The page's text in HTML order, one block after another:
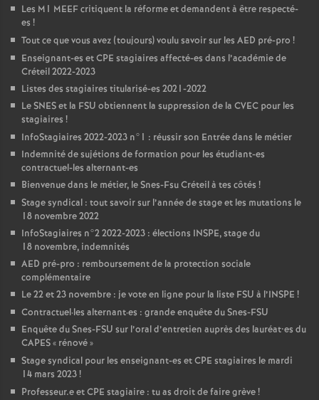
Les M1 MEEFcritiquent la réforme et demandent à être respecté-
es !
Tout ce que vous avez (toujours) voulu savoir sur les AED pré-pro !
Enseignant-es etCPE stagiaires affecté-es dans l’académie de
Créteil 2022-2023
Listes des stagiaires titularisé-es 2021-2022
LeSNESet la FSU obtiennent la suppression de la CVEC pour les
stagiaires !
InfoStagiaires 2022-2023 n°1 : réussir son Entrée dans le métier
Indemnité de sujétions de formation pour les étudiant-es
contractuel-les alternant-es
Bienvenue dans le métier, le Snes-Fsu Créteil à tes côtés !
Stage syndical : tout savoir sur l’année de stage et les mutations le
18 novembre 2022
InfoStagiaires n°2 2022-2023 : élections INSPE, stage du
18 novembre, indemnités
AED pré-pro : remboursement de la protection sociale
complémentaire
Le 22 et 23 novembre : je vote en ligne pour la liste FSU à l’INSPE !
Contractuel·les alternant·es : grande enquête du Snes-FSU
Enquête du Snes-FSU sur l’oral d’entretien auprès des lauréat•es du
CAPES« rénové»
Stage syndical pour les enseignant-es etCPE stagiaires le mardi
14 mars 2023!
Professeur.e etCPE stagiaire : tu as droit de faire grève!